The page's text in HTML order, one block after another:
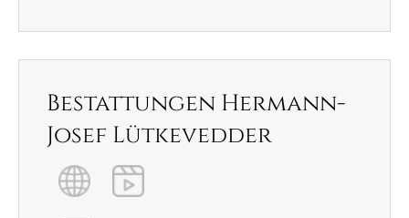
Bestattungen Hermann-
Josef Lütkevedder